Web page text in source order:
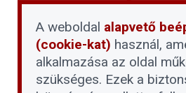
A weboldal alapvető
(cookie-kat) használ,
alkalmazása az oldal
szükséges. Ezek a